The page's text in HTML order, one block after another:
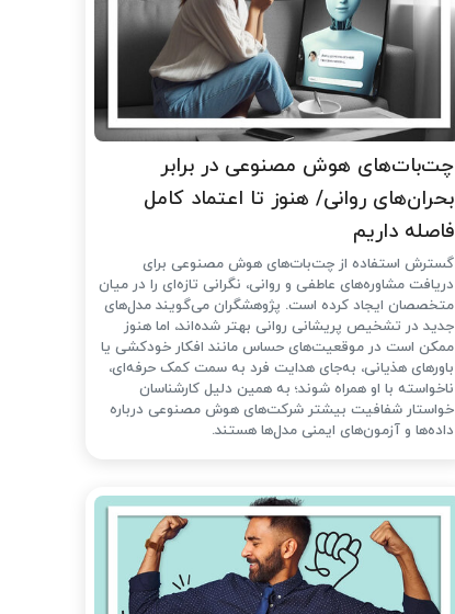
چت‌بات‌های هوش مصنوعی در برابر
بحران‌های روانی/ هنوز تا اعتماد کامل
فاصله داریم
گسترش استفاده از چت‌بات‌های هوش مصنوعی برای
دریافت مشاوره‌های عاطفی و روانی، نگرانی تازه‌ای را در میان
متخصصان ایجاد کرده است. پژوهشگران می‌گویند مدل‌های
جدید در تشخیص پریشانی روانی بهتر شده‌اند، اما هنوز
ممکن است در موقعیت‌های حساس مانند افکار خودکشی یا
باورهای هذیانی، به‌جای هدایت فرد به سمت کمک حرفه‌ای،
ناخواسته با او همراه شوند؛ به همین دلیل کارشناسان
خواستار شفافیت بیشتر شرکت‌های هوش مصنوعی درباره
داده‌ها و آزمون‌های ایمنی مدل‌ها هستند.